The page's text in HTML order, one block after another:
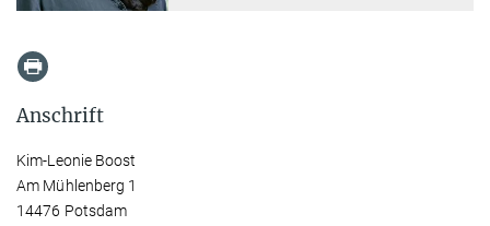
Anschrift
Kim-Leonie Boost
Am Mühlenberg 1
14476 Potsdam